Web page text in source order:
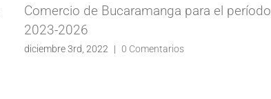
Comercio de Bucaramanga para el período
2023-2026
diciembre 3rd, 2022 | 0 Comentarios